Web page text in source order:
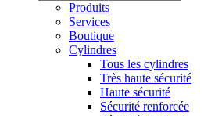
Produits
Services
Boutique
Cylindres
Tous les cylindres
Très haute sécurité
Haute sécurité
Sécurité renforcée